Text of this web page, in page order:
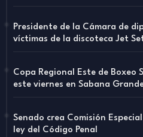
Presidente de la Cámara de
víctimas de la discoteca Jet
Copa Regional Este de Boxeo
este viernes en Sabana
Senado crea Comisión
ley del Código Penal